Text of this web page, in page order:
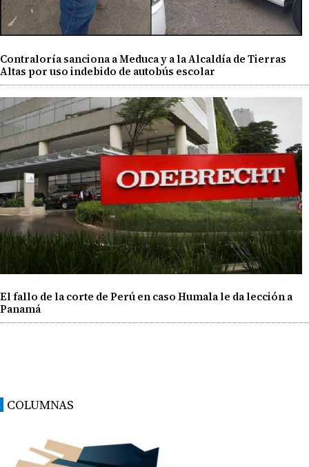
Contraloría sanciona a Meduca y a la Alcaldía de Tierras
Altas por uso indebido de autobús escolar
El fallo de la corte de Perú en caso Humala le da lección a
Panamá
COLUMNAS